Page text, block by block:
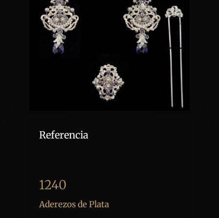
Referencia
1240
Aderezos de Plata